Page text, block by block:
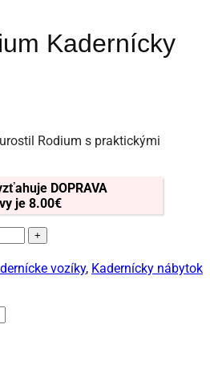
Kadernícky
Rodium s praktickými
DOPRAVA
je 8.00€
vozíky, Kadernícky nábytok